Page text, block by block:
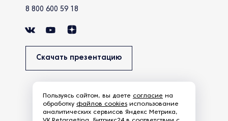
8 800 600 59 18
Скачать презентацию
Пользуясь сайтом, вы даете согласие на
обработку файлов cookies использование
аналитических сервисов Яндекс Метрика,